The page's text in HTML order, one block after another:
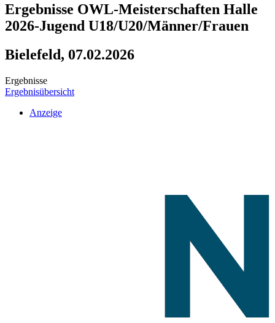
Ergebnisse OWL-Meisterschaften Halle
2026-Jugend U18/U20/Männer/Frauen
Bielefeld, 07.02.2026
Ergebnisse
Ergebnisübersicht
Anzeige